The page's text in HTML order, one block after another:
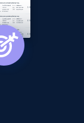
始める